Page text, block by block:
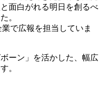
面白がれる明日を創るべ
。
で広報を担当していま
ーン」を活かした、幅広
。